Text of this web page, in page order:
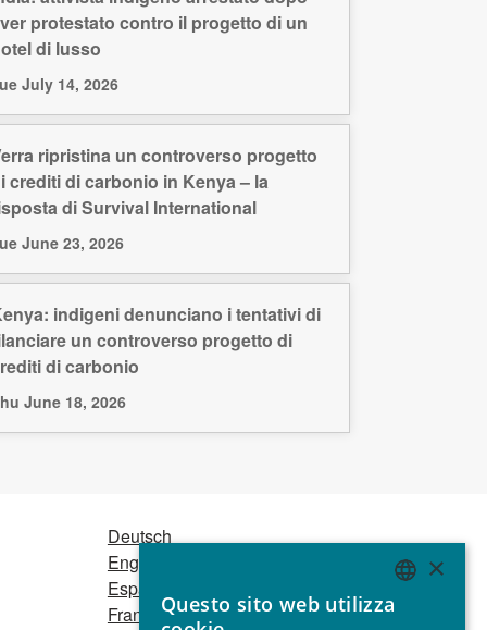
protestato contro il progetto di un
di lusso
July 14, 2026
ripristina un controverso progetto
crediti di carbonio in Kenya – la
di Survival International
June 23, 2026
indigeni denunciano i tentativi di
un controverso progetto di
di carbonio
June 18, 2026
Deutsch
English
Español
Français
ENGLISH
×
Questo sito web utilizza